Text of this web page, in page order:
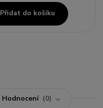
Přidat do košíku
Hodnocení 0